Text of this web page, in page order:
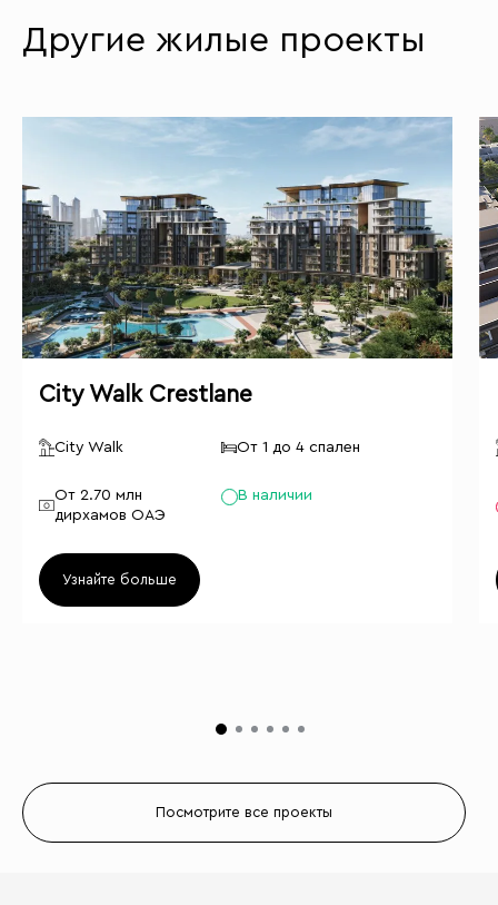
Другие жилые проекты
Посмотрите все проекты
City Walk Crestlane
City Walk От 1 до 4 спален
От 2.70 млн
дирхамов ОАЭ
В наличии
Узнайте больше